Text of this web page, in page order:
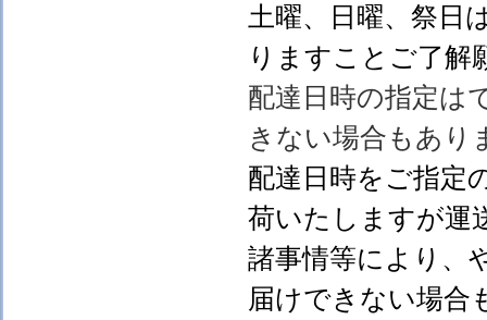
土曜、日曜、祭日
りますことご了解
配達日時の指定は
きない場合もあり
配達日時をご指定
荷いたしますが運
諸事情等により、
届けできない場合